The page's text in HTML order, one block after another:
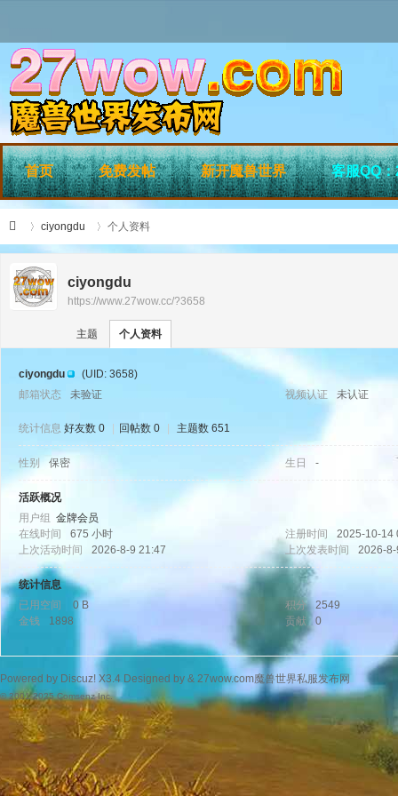
首页 免费发帖 新开魔兽世界 客服QQ
›
ciyongdu
›
个人资料
ciyongdu
https://www.27wow.cc/?3658
主题 个人资料
ciyongdu
(UID: 3658)
邮箱状态
未验证 视频认证 未认证
统计信息 好友数 0 回帖数 0 主题数 651
性别 保密 生日 -
活跃概况
用户组 金牌会员
在线时间
675 小时 注册时间
2025-10-14
上次活动时间
2026-8-9 21:47 上次发表时间 2026-
统计信息
已用空间
0 B 积分
2549
金钱
1898 贡献 0
Powered by Discuz! X3.4 Designed by & 27wow.com魔兽世界私服发布网
© 2001-2025Comsenz Inc.